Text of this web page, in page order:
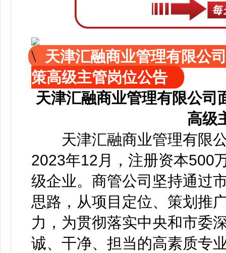
天津汇融商业管理有限公
策高级主管岗位公告
天津汇融商业管理有限公司
高级
天津汇融商业管理有限公
2023年12月，注册资本500
级企业。商管公司坚持通过
思路，从项目定位、策划推
力，为贯彻落实中央和市委
诚、干净、担当的高素质专